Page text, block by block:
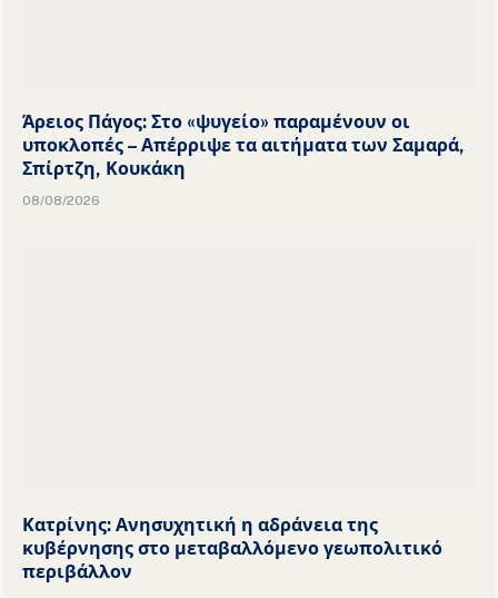
Άρειος Πάγος: Στο «ψυγείο» παραμένουν οι
υποκλοπές – Απέρριψε τα αιτήματα των Σαμαρά,
Σπίρτζη, Κουκάκη
08/08/2026
Κατρίνης: Ανησυχητική η αδράνεια της
κυβέρνησης στο μεταβαλλόμενο γεωπολιτικό
περιβάλλον